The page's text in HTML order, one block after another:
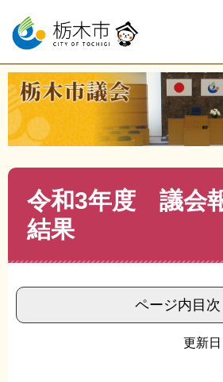
ー
の
先
頭
で
す。
ニ
ー
を
飛
ば
し
て
本
現在地
トップページ > 栃木市議会 > 議会報
催結果> >令和3年度 議会報告会開
令和3年度 議会
結果
ページ内目次
更新